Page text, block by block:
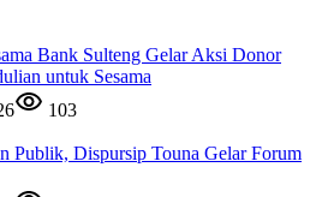
Bank Sulteng Gelar Aksi Donor
untuk Sesama
103
Publik, Dispursip Touna Gelar Forum